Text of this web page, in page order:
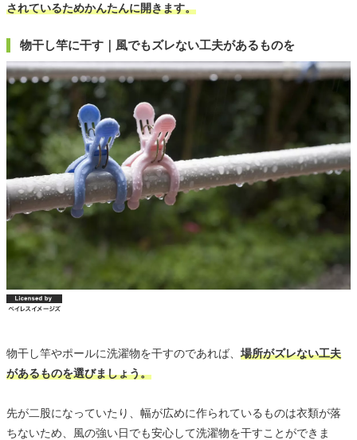
されているためかんたんに開きます。
物干し竿に干す｜風でもズレない工夫があるものを
物干し竿やポールに洗濯物を干すのであれば、 場所がズレない工夫
があるものを選びましょう。
先が二股になっていたり、幅が広めに作られているものは衣類が落
ちないため、風の強い日でも安心して洗濯物を干すことができま